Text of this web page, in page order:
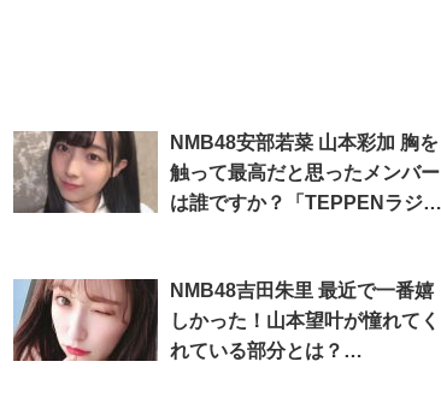
NMB48安部若菜 山本彩加 胸を
触って最高だと思ったメンバー
は誰ですか？「TEPPENラジ
NMB48吉田朱里 最近で一番嬉
しかった！山本望叶が憧れてく
れている部分とは？